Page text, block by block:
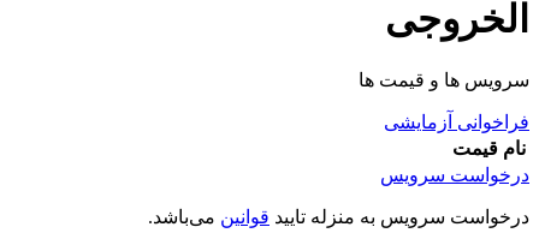
الخروجی
سرویس ها و قیمت ها
فراخوانی آزمایشی
نام قیمت
درخواست سرویس
درخواست سرویس به منزله تایید قوانین می‌باشد.